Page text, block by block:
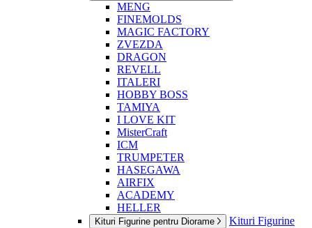
MENG
FINEMOLDS
MAGIC FACTORY
ZVEZDA
DRAGON
REVELL
ITALERI
HOBBY BOSS
TAMIYA
I LOVE KIT
MisterCraft
ICM
TRUMPETER
HASEGAWA
AIRFIX
ACADEMY
HELLER
Kituri Figurine pentru Diorame
Kituri Figurine